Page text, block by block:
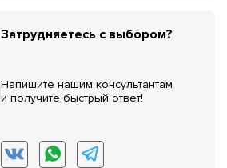
Затрудняетесь с выбором?
Напишите нашим консультантам
и получите быстрый ответ!